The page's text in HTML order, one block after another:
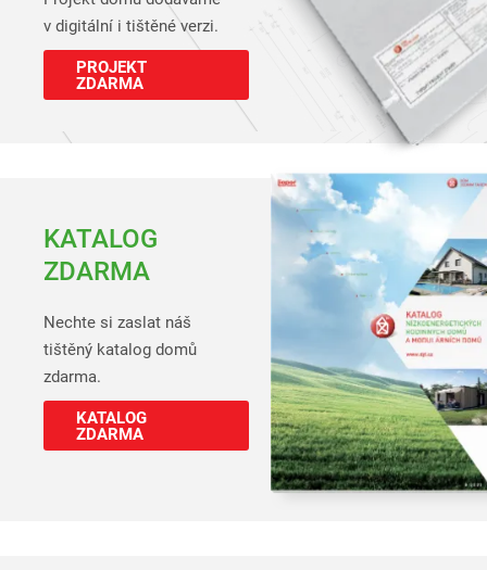
v digitální i tištěné verzi.
PROJEKT
ZDARMA
KATALOG
ZDARMA
Nechte si zaslat náš
tištěný katalog domů
zdarma.
KATALOG
ZDARMA